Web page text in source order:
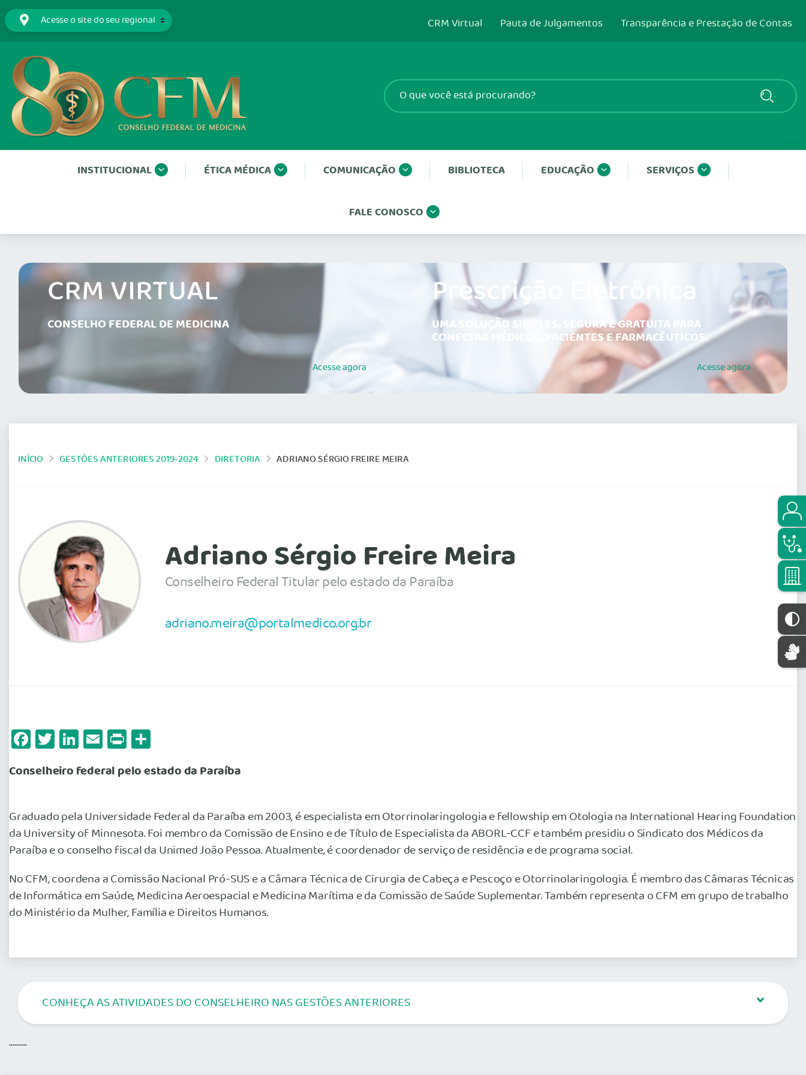
CRM Virtual Pauta de Julgamentos Transparência e Prestação de Contas
INSTITUCIONAL ÉTICA MÉDICA COMUNICAÇÃO BIBLIOTECA EDUCAÇÃO SERVIÇOS
FALE CONOSCO
CRM VIRTUAL
CONSELHO FEDERAL DE MEDICINA
Acesseagora
Prescrição Eletrônica
UMA SOLUÇÃO SIMPLES, SEGURA E GRATUITA PARA
CONECTAR MÉDICOS, PACIENTES E FARMACÊUTICOS.
Acesseagora
INÍCIO GESTÕES ANTERIORES 2019-2024 DIRETORIA ADRIANO SÉRGIO FREIRE MEIRA
Adriano Sérgio Freire Meira
Conselheiro Federal Titular pelo estado da Paraíba
adriano.meira@portalmedico.org.br
Facebook
Twitter
LinkedIn
Email
Print
Conselheiro federal pelo estado da Paraíba
Graduado pela Universidade Federal da Paraíba em 2003, é especialista em Otorrinolaringologia e fellowship em Otologia na International Hearing Foundation
da University of Minnesota. Foi membro da Comissão de Ensino e de Título de Especialista da ABORL-CCF e também presidiu o Sindicato dos Médicos da
Paraíba e o conselho fiscal da Unimed João Pessoa. Atualmente, é coordenador de serviço de residência e de programa social.
No CFM, coordena a Comissão Nacional Pró-SUS e a Câmara Técnica de Cirurgia de Cabeça e Pescoço e Otorrinolaringologia. É membro das Câmaras Técnicas
de Informática em Saúde, Medicina Aeroespacial e Medicina Marítima e da Comissão de Saúde Suplementar. Também representa o CFM em grupo de trabalho
do Ministério da Mulher, Família e Direitos Humanos.
CONHEÇA AS ATIVIDADES DO CONSELHEIRO NAS GESTÕES ANTERIORES
..........